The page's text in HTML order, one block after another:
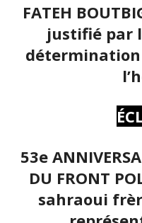
FATEH
justifié par
53e
DU FRONT
sahraoui